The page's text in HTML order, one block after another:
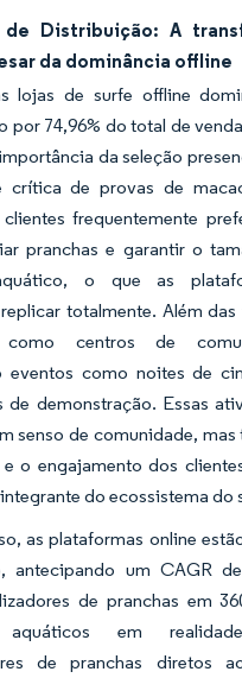
de Distribuição: A
da dominância offline
lojas de surfe offline
por 74,96% do total de
da seleção
crítica de provas de
frequentemente
pranchas e garantir o
o que as
totalmente. Além das
como centros de
eventos como noites de
de demonstração. Essas
senso de comunidade,
o engajamento dos
do ecossistema do
as plataformas online
antecipando um CAGR
de pranchas em
aquáticos em
de pranchas diretos